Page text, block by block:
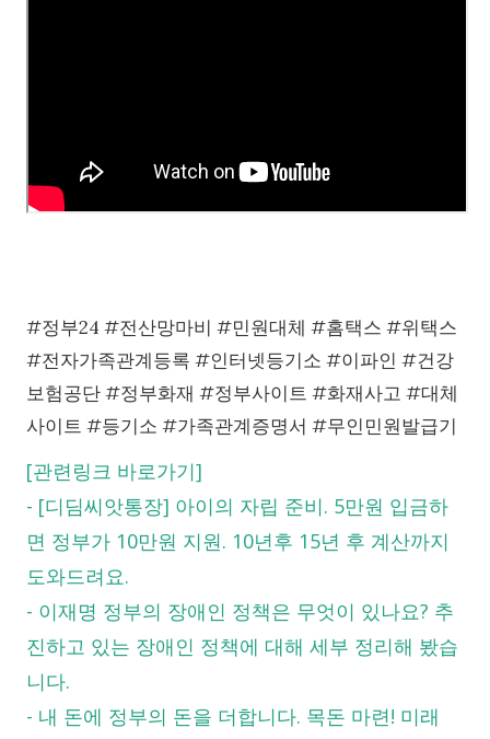
#정부24 #전산망마비 #민원대체 #홈택스 #위택스
#전자가족관계등록 #인터넷등기소 #이파인 #건강
보험공단 #정부화재 #정부사이트 #화재사고 #대체
사이트 #등기소 #가족관계증명서 #무인민원발급기
[관련링크 바로가기]
- [디딤씨앗통장] 아이의 자립 준비. 5만원 입금하
면 정부가 10만원 지원. 10년후 15년 후 계산까지
도와드려요.
- 이재명 정부의 장애인 정책은 무엇이 있나요? 추
진하고 있는 장애인 정책에 대해 세부 정리해 봤습
니다.
- 내 돈에 정부의 돈을 더합니다. 목돈 마련! 미래